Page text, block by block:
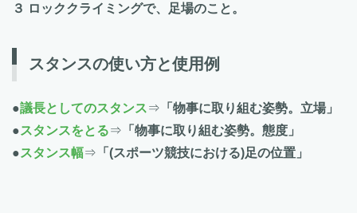
３ ロッククライミングで、足場のこと。
スタンスの使い方と使用例
●議長としてのスタンス⇒ 「物事に取り組む姿勢。立場」
●スタンスをとる⇒ 「物事に取り組む姿勢。態度」
●スタンス幅⇒ 「(スポーツ競技における)足の位置」